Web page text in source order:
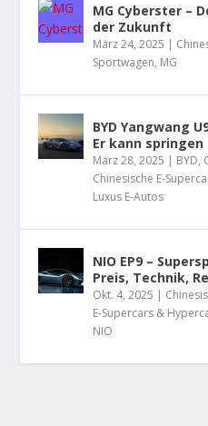
MG Cyberster –
der Zukunft
März 24, 2025 |
Sportwagen, MG
BYD Yangwang
Er kann springen
März 28, 2025 | BYD,
Chinesische E-
Luxus E-Autos
NIO EP9 –
Preis, Technik,
Okt. 4, 2025 |
E-Supercars &
NIO